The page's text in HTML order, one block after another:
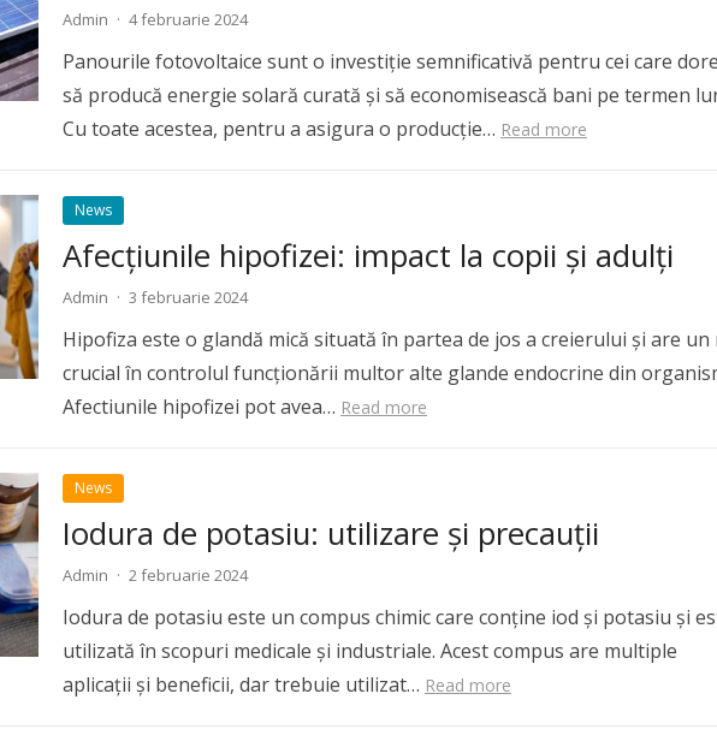
Admin · 4 februarie 2024
Panourile fotovoltaice sunt o investiție semnificativă pentru cei care
să producă energie solară curată și să economisească bani pe termen
Cu toate acestea, pentru a asigura o producție… Read more
News
Afecțiunile hipofizei: impact la copii și adulți
Admin · 3 februarie 2024
Hipofiza este o glandă mică situată în partea de jos a creierului și are un
crucial în controlul funcționării multor alte glande endocrine din
Afectiunile hipofizei pot avea… Read more
News
Iodura de potasiu: utilizare și precauții
Admin · 2 februarie 2024
Iodura de potasiu este un compus chimic care conține iod și potasiu și
utilizată în scopuri medicale și industriale. Acest compus are multiple
aplicații și beneficii, dar trebuie utilizat… Read more